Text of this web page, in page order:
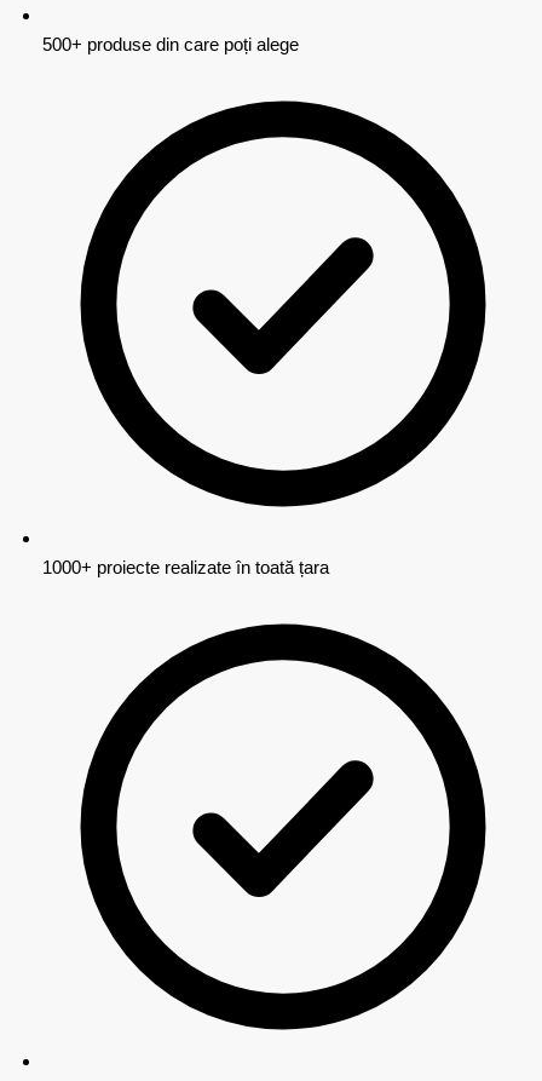
500+ produse din care poți alege
1000+ proiecte realizate în toată țara